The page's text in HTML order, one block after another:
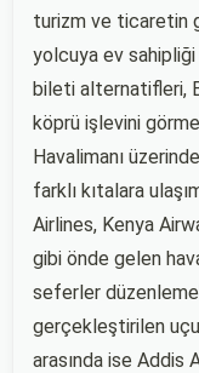
turizm ve ticaretin
yolcuya ev sahipliği
bileti alternatifleri,
köprü işlevini
Havalimanı
farklı kıtalara
Airlines, Kenya
gibi önde gelen
seferler
gerçekleştirilen
arasında ise Addis